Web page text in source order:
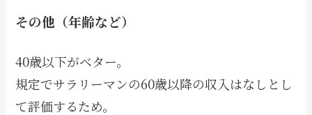
その他（年齢など）
40歳以下がベター。
規定でサラリーマンの60歳以降の収入はなしとし
て評価するため。